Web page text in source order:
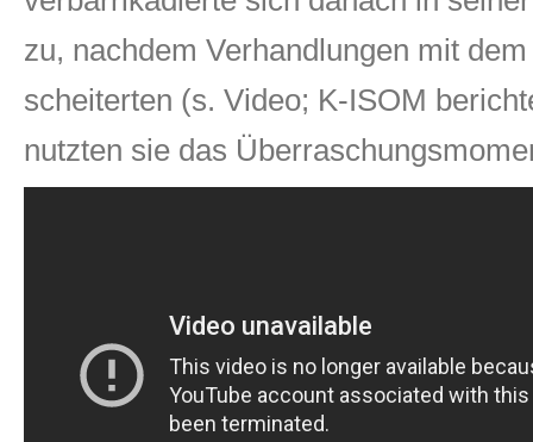
zu, nachdem Verhandlungen mit
scheiterten (s. Video; K-ISOM
nutzten sie das